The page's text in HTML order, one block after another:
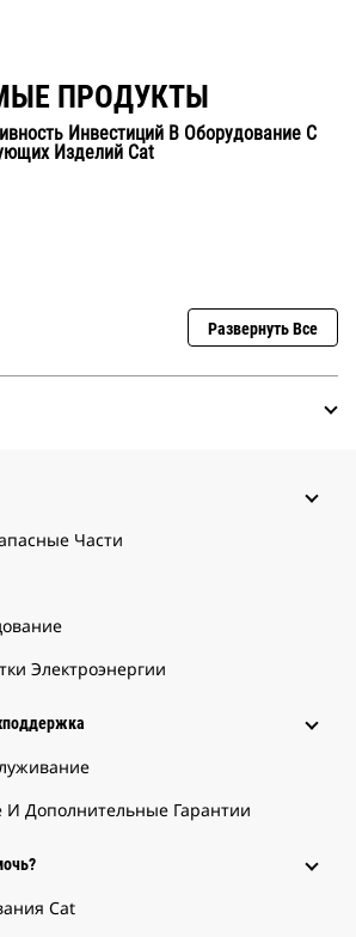
ПРОДУКТЫ
Инвестиций В Оборудование С
Изделий Cat
Развернуть Все
Части
Электроэнергии
Дополнительные Гарантии
Cat